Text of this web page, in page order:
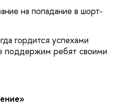
на попадание в шорт-
гордится успехами
поддержим ребят своими